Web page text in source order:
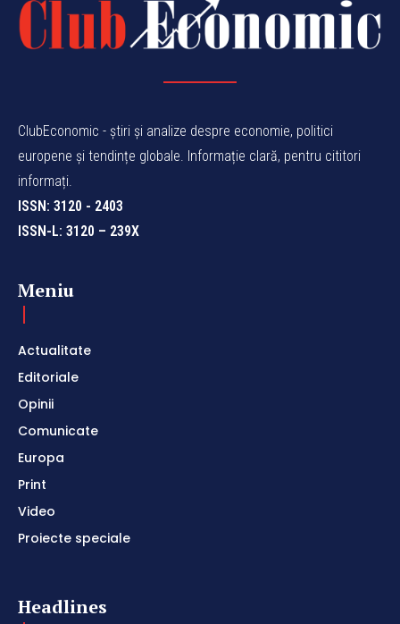
ClubEconomic - știri și analize despre economie, politici
europene și tendințe globale. Informație clară, pentru cititori
informați.
ISSN: 3120 - 2403
ISSN-L: 3120 – 239X
Meniu
Actualitate
Editoriale
Opinii
Comunicate
Europa
Print
Video
Proiecte speciale
Headlines